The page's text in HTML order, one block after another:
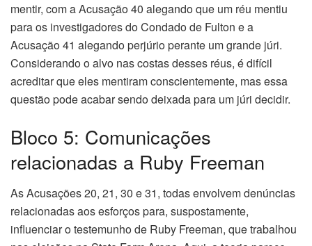
mentir, com a Acusação 40 alegando que um réu mentiu
para os investigadores do Condado de Fulton e a
Acusação 41 alegando perjúrio perante um grande júri.
Considerando o alvo nas costas desses réus, é difícil
acreditar que eles mentiram conscientemente, mas essa
questão pode acabar sendo deixada para um júri decidir.
Bloco 5: Comunicações
relacionadas a Ruby Freeman
As Acusações 20, 21, 30 e 31, todas envolvem denúncias
relacionadas aos esforços para, suspostamente,
influenciar o testemunho de Ruby Freeman, que trabalhou